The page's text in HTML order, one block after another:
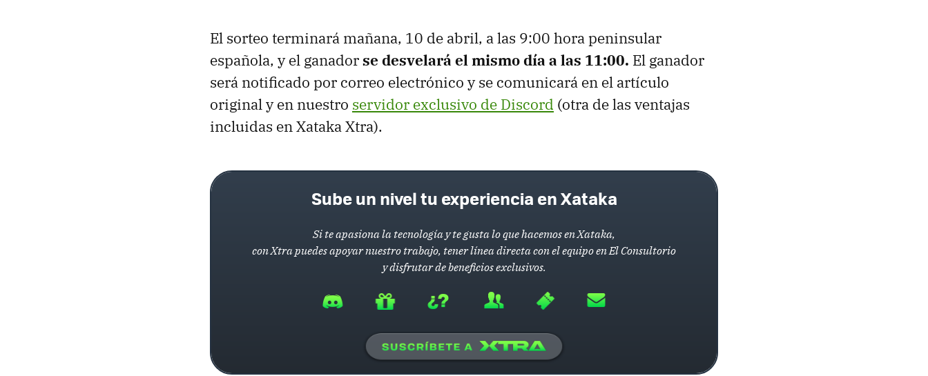
El sorteo terminará mañana, 10 de abril, a las 9:00 hora peninsular
española, y el ganadorse desvelará el mismo día a las 11:00. El ganador
será notificado por correo electrónico y se comunicará en el artículo
original y en nuestro servidor exclusivo de Discord (otra de las ventajas
incluidas en Xataka Xtra).
Sube un nivel tu experiencia en Xataka
Si te apasiona la tecnología y te gusta lo que hacemos en Xataka,
con Xtra puedes apoyar nuestro trabajo, tener línea directa con el equipo en El Consultorio
y disfrutar de beneficios exclusivos.